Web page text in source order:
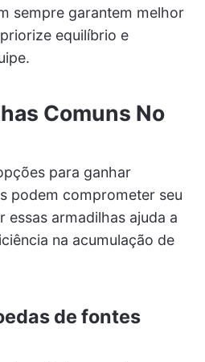
sempre garantem melhor
equilíbrio e
Comuns No
para ganhar
podem comprometer seu
essas armadilhas ajuda a
na acumulação de
de fontes